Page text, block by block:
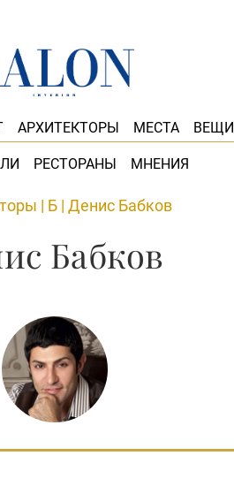
АРХИТЕКТОРЫ МЕСТА ВЕЩИ
РЕСТОРАНЫ МНЕНИЯ
| Б | Денис Бабков
Бабков